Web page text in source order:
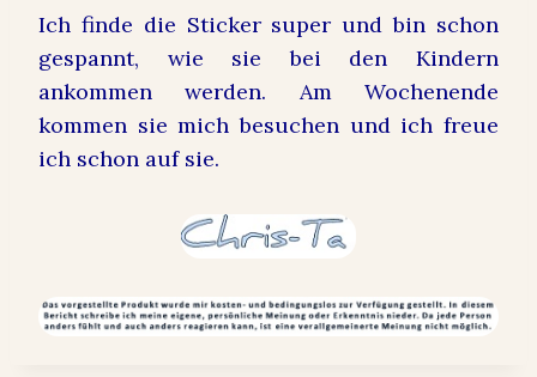
Ich finde die Sticker super und bin schon
gespannt, wie sie bei den Kindern
ankommen werden. Am Wochenende
kommen sie mich besuchen und ich freue
ich schon auf sie.